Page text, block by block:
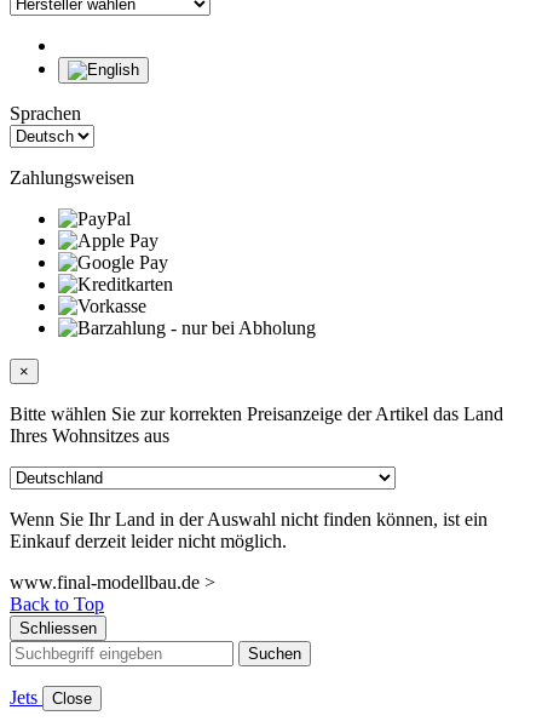
Sprachen
Zahlungsweisen
×
Bitte wählen Sie zur korrekten Preisanzeige der Artikel das Land
Ihres Wohnsitzes aus
Wenn Sie Ihr Land in der Auswahl nicht finden können, ist ein
Einkauf derzeit leider nicht möglich.
www.final-modellbau.de >
Back to Top
Schliessen
Suchen
Jets Close